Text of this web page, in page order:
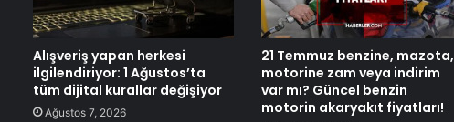
Alışveriş yapan herkesi
ilgilendiriyor: 1 Ağustos’ta
tüm dijital kurallar değişiyor
Ağustos 7, 2026
21 Temmuz benzine, mazota,
motorine zam veya indirim
var mı? Güncel benzin
motorin akaryakıt fiyatları!